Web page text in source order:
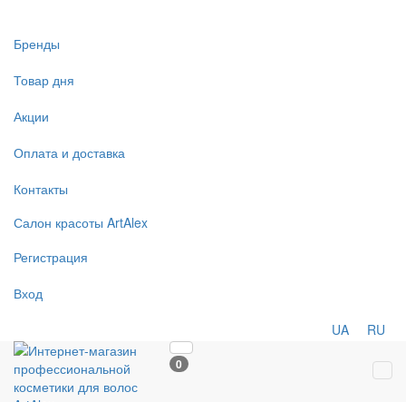
Бренды
Товар дня
Акции
Оплата и доставка
Контакты
Салон красоты ArtAlex
Регистрация
Вход
UA RU
0